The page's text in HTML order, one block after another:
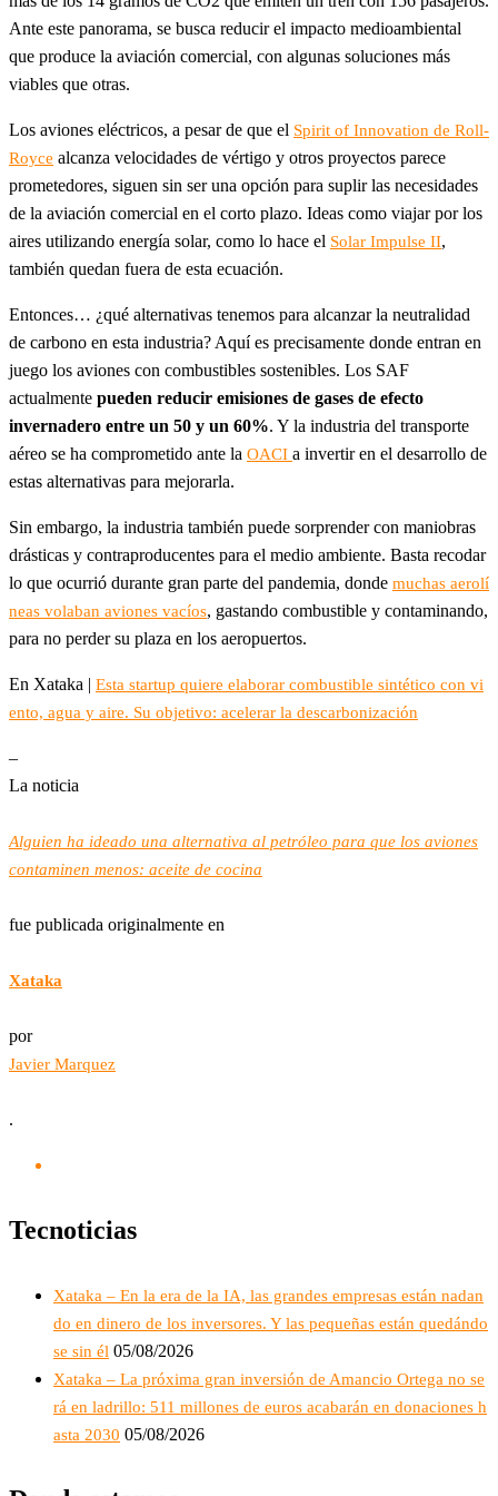
Ante este panorama, se busca reducir el impacto medioambiental
que produce la aviación comercial, con algunas soluciones más
viables que otras.
Los aviones eléctricos, a pesar de que el Spirit of Innovation de Roll-
Royce alcanza velocidades de vértigo y otros proyectos parece
prometedores, siguen sin ser una opción para suplir las necesidades
de la aviación comercial en el corto plazo. Ideas como viajar por los
aires utilizando energía solar, como lo hace el Solar Impulse II,
también quedan fuera de esta ecuación.
Entonces… ¿qué alternativas tenemos para alcanzar la neutralidad
de carbono en esta industria? Aquí es precisamente donde entran en
juego los aviones con combustibles sostenibles. Los SAF
actualmente pueden reducir emisiones de gases de efecto
invernadero entre un 50 y un 60%. Y la industria del transporte
aéreo se ha comprometido ante la OACI a invertir en el desarrollo de
estas alternativas para mejorarla.
Sin embargo, la industria también puede sorprender con maniobras
drásticas y contraproducentes para el medio ambiente. Basta recodar
lo que ocurrió durante gran parte del pandemia, donde muchas aerolí
neas volaban aviones vacíos, gastando combustible y contaminando,
para no perder su plaza en los aeropuertos.
En Xataka | Esta startup quiere elaborar combustible sintético con vi
ento, agua y aire. Su objetivo: acelerar la descarbonización
–
La noticia
Alguien ha ideado una alternativa al petróleo para que los aviones
contaminen menos: aceite de cocina
fue publicada originalmente en
Xataka
por
Javier Marquez
.
Tecnoticias
Xataka – En la era de la IA, las grandes empresas están nadan
do en dinero de los inversores. Y las pequeñas están quedándo
se sin él 05/08/2026
Xataka – La próxima gran inversión de Amancio Ortega no se
rá en ladrillo: 511 millones de euros acabarán en donaciones h
asta 2030 05/08/2026